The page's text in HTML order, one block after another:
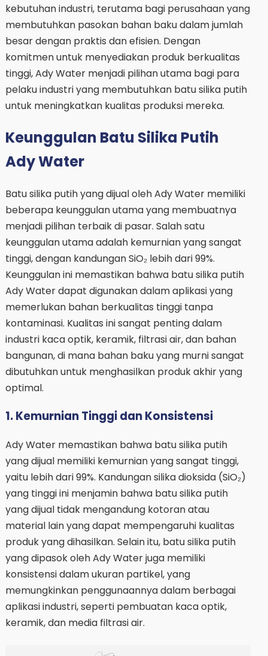
kebutuhan industri, terutama bagi perusahaan yang
membutuhkan pasokan bahan baku dalam jumlah
besar dengan praktis dan efisien. Dengan
komitmen untuk menyediakan produk berkualitas
tinggi, Ady Water menjadi pilihan utama bagi para
pelaku industri yang membutuhkan batu silika putih
untuk meningkatkan kualitas produksi mereka.
Keunggulan Batu Silika Putih
Ady Water
Batu silika putih yang dijual oleh Ady Water memiliki
beberapa keunggulan utama yang membuatnya
menjadi pilihan terbaik di pasar. Salah satu
keunggulan utama adalah kemurnian yang sangat
tinggi, dengan kandungan SiO₂ lebih dari 99%.
Keunggulan ini memastikan bahwa batu silika putih
Ady Water dapat digunakan dalam aplikasi yang
memerlukan bahan berkualitas tinggi tanpa
kontaminasi. Kualitas ini sangat penting dalam
industri kaca optik, keramik, filtrasi air, dan bahan
bangunan, di mana bahan baku yang murni sangat
dibutuhkan untuk menghasilkan produk akhir yang
optimal.
1. Kemurnian Tinggi dan Konsistensi
Ady Water memastikan bahwa batu silika putih
yang dijual memiliki kemurnian yang sangat tinggi,
yaitu lebih dari 99%. Kandungan silika dioksida (SiO₂)
yang tinggi ini menjamin bahwa batu silika putih
yang dijual tidak mengandung kotoran atau
material lain yang dapat mempengaruhi kualitas
produk yang dihasilkan. Selain itu, batu silika putih
yang dipasok oleh Ady Water juga memiliki
konsistensi dalam ukuran partikel, yang
memungkinkan penggunaannya dalam berbagai
aplikasi industri, seperti pembuatan kaca optik,
keramik, dan media filtrasi air.